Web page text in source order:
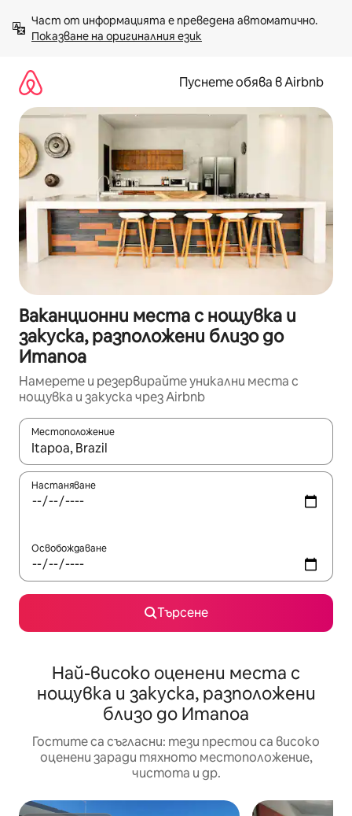
към
съдържанието
Показване на оригиналния език
Пуснете обява в Airbnb
Ваканционни места с нощувка и
закуска, разположени близо до
Итапоа
Намерете и резервирайте уникални места с
нощувка и закуска чрез Airbnb
Местоположение
Когато резултатите се покажат, използвайте
Настаняване
Освобождаване
Търсене
Най-високо оценени места с
нощувка и закуска, разположени
близо до Итапоа
Гостите са съгласни: тези престои са високо
оценени заради тяхното местоположение,
чистота и др.